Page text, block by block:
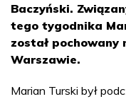
Baczyński.
tego tygodnika
został pochowany
Warszawie.
Marian Turski był